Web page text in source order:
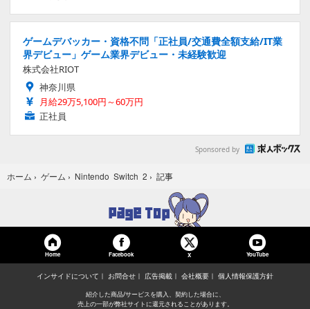
ゲームデバッカー・資格不問「正社員/交通費全額支給/IT業
界デビュー」ゲーム業界デビュー・未経験歓迎
株式会社RIOT
神奈川県
月給29万5,100円～60万円
正社員
Sponsored by
ホーム › ゲーム › Nintendo Switch 2 › 記事
Home Facebook X YouTube
インサイドについて お問合せ 広告掲載 会社概要 個人情報保護方針
紹介した商品/サービスを購入、契約した場合に、
売上の一部が弊社サイトに還元されることがあります。